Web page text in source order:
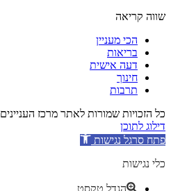
שווה קריאה
הכי מעניין
בריאות
דעה אישית
חינוך
תרבות
כל הזכויות שמורות לאתר מרכז העניינים 2024
דילוג לתוכן
פתח סרגל נגישות
כלי נגישות